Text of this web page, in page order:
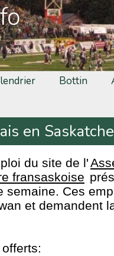
Bottin
en
du site de l'
fransaskoise
semaine. Ces
et demandent